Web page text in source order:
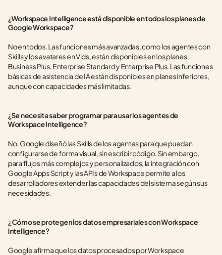
¿Workspace Intelligence está disponible en todos los planes de
Google Workspace?
No en todos. Las funciones más avanzadas, como los agentes con
Skills y los avatares en Vids, están disponibles en los planes
Business Plus, Enterprise Standard y Enterprise Plus. Las funciones
básicas de asistencia de IA están disponibles en planes inferiores,
aunque con capacidades más limitadas.
¿Se necesita saber programar para usar los agentes de
Workspace Intelligence?
No. Google diseñó las Skills de los agentes para que puedan
configurarse de forma visual, sin escribir código. Sin embargo,
para flujos más complejos y personalizados, la integración con
Google Apps Script y las APIs de Workspace permite a los
desarrolladores extender las capacidades del sistema según sus
necesidades.
¿Cómo se protegen los datos empresariales con Workspace
Intelligence?
Google afirma que los datos procesados por Workspace